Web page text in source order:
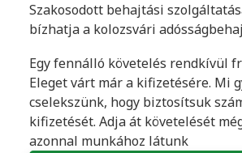
Szakosodott behajtási
bízhatja a kolozsvári
Egy fennálló követelés rendkívül
Eleget várt már a kifizetésére. Mi
cselekszünk, hogy biztosítsuk
kifizetését. Adja át követelését
azonnal munkához látunk